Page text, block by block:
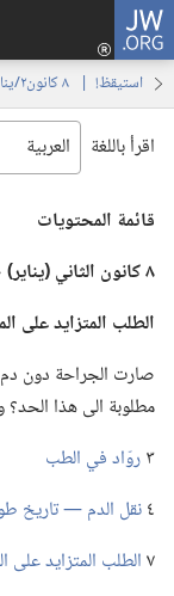
JW.ORG
استيقظ‏!‏ | ‏‎ ٨‏ ‏‎كانون٢/يناير‏ ‎٢٠٠٠
اقرأ باللغة
قائمة المحتويات
٨ كانون الثاني (‏يناير)‏ ٢٠٠٠
الطلب المتزايد على
صارت الجراحة دون دم
مطلوبة الى هذا
٣روّاد في الطب
٤نقل الدم —‏ تاريخ
٧الطلب المتزايد على